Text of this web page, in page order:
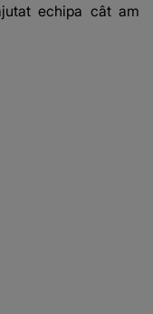
echipa cât am